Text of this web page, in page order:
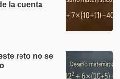
la cuenta
reto no se